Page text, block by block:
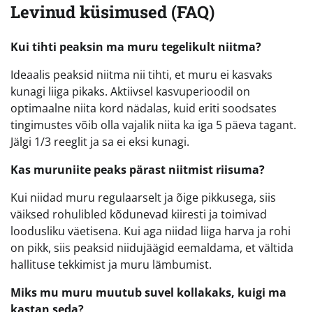
Levinud küsimused (FAQ)
Kui tihti peaksin ma muru tegelikult niitma?
Ideaalis peaksid niitma nii tihti, et muru ei kasvaks
kunagi liiga pikaks. Aktiivsel kasvuperioodil on
optimaalne niita kord nädalas, kuid eriti soodsates
tingimustes võib olla vajalik niita ka iga 5 päeva tagant.
Jälgi 1/3 reeglit ja sa ei eksi kunagi.
Kas muruniite peaks pärast niitmist riisuma?
Kui niidad muru regulaarselt ja õige pikkusega, siis
väiksed rohulibled kõdunevad kiiresti ja toimivad
loodusliku väetisena. Kui aga niidad liiga harva ja rohi
on pikk, siis peaksid niidujäägid eemaldama, et vältida
hallituse tekkimist ja muru lämbumist.
Miks mu muru muutub suvel kollakaks, kuigi ma